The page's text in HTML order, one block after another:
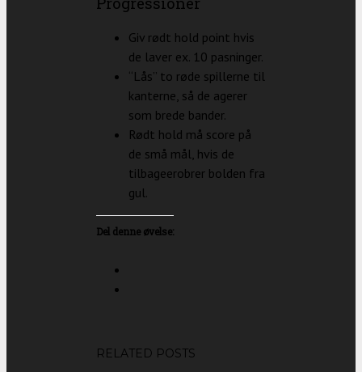
Giv rødt hold point hvis
de laver ex. 10 pasninger.
“Lås” to røde spillerne til
kanterne, så de agerer
som brede bander.
Rødt hold må score på
de små mål, hvis de
tilbageerobrer bolden fra
gul.
Del denne øvelse:
RELATED POSTS